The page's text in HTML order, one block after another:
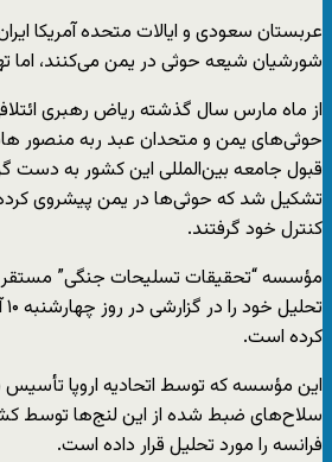
عربستان سعودی و ایالات متحده آمریکا
شورشیان شیعه حوثی در یمن می‌کنند، اما
از ماه مارس سال گذشته ریاض رهبری
حوثی‌های یمن و متحدان عبد ربه منصور
قبول جامعه بین‌المللی این کشور به دست
تشکیل شد که حوثی‌ها در یمن پیشروی
کنترل خود گرفتند.
کرده است.
این مؤسسه‌ که توسط اتحادیه اروپا تأسیس
سلاح‌های ضبط شده از این لنج‌ها توسط
فرانسه را مورد تحلیل قرار داده است.